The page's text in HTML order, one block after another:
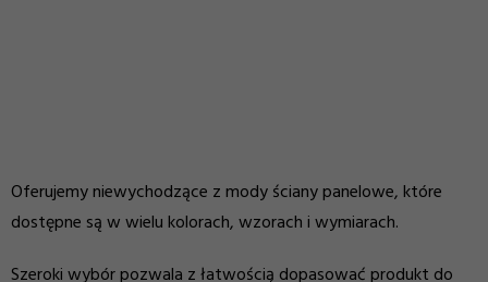
Oferujemy niewychodzące z mody ściany panelowe, które
dostępne są w wielu kolorach, wzorach i wymiarach.
Szeroki wybór pozwala z łatwością dopasować produkt do